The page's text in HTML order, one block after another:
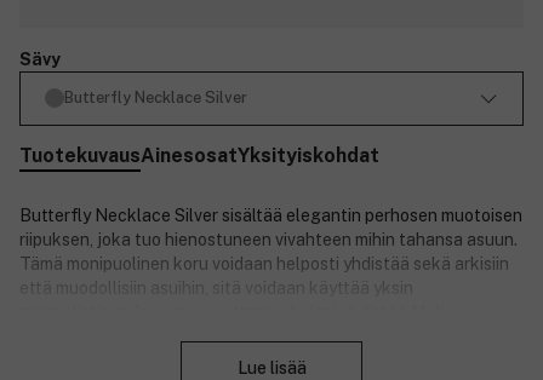
Sävy
Butterfly Necklace Silver
TuotekuvausAinesosatYksityiskohdat
Butterfly Necklace Silver sisältää elegantin perhosen muotoisen
riipuksen, joka tuo hienostuneen vivahteen mihin tahansa asuun.
Tämä monipuolinen koru voidaan helposti yhdistää sekä arkisiin
että muodollisiin asuihin, sitä voidaan käyttää yksin
täydellisen setin luomiseksi. Valmistettu 925 hopeapinnoitetusta
Lue lisää